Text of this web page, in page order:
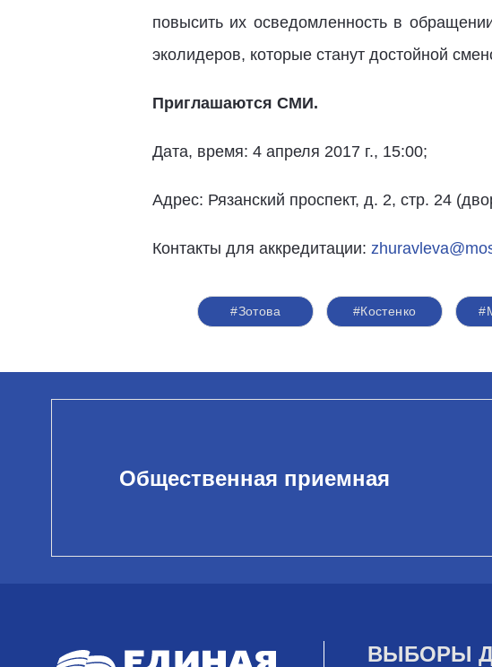
повысить их осведомленность в
эколидеров, которые станут достойной
Приглашаются СМИ.
Дата, время: 4 апреля 2017 г., 15:00;
Адрес: Рязанский проспект, д. 2, стр. 24
Контакты для аккредитации:
#Зотова #Костенко
Общественная приемная
ВЫБОРЫ